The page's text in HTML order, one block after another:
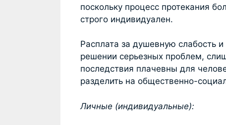
поскольку процесс протекания
строго индивидуален.
Расплата за душевную слабость
решении серьезных проблем,
последствия плачевны для
разделить на общественно-
Личные (индивидуальные):